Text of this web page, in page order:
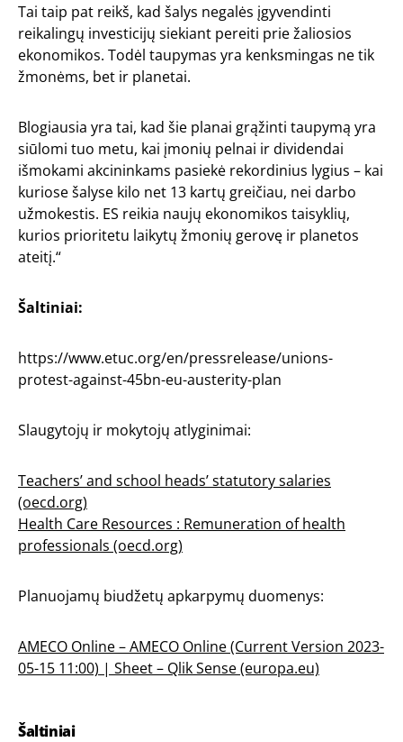
Tai taip pat reikš, kad šalys negalės įgyvendinti
reikalingų investicijų siekiant pereiti prie žaliosios
ekonomikos. Todėl taupymas yra kenksmingas ne tik
žmonėms, bet ir planetai.
Blogiausia yra tai, kad šie planai grąžinti taupymą yra
siūlomi tuo metu, kai įmonių pelnai ir dividendai
išmokami akcininkams pasiekė rekordinius lygius – kai
kuriose šalyse kilo net 13 kartų greičiau, nei darbo
užmokestis. ES reikia naujų ekonomikos taisyklių,
kurios prioritetu laikytų žmonių gerovę ir planetos
ateitį.“
Šaltiniai:
https://www.etuc.org/en/pressrelease/unions-
protest-against-45bn-eu-austerity-plan
Slaugytojų ir mokytojų atlyginimai:
Teachers’ and school heads’ statutory salaries
(oecd.org)
Health Care Resources : Remuneration of health
professionals (oecd.org)
Planuojamų biudžetų apkarpymų duomenys:
AMECO Online – AMECO Online (Current Version 2023-
05-15 11:00) | Sheet – Qlik Sense (europa.eu)
Šaltiniai